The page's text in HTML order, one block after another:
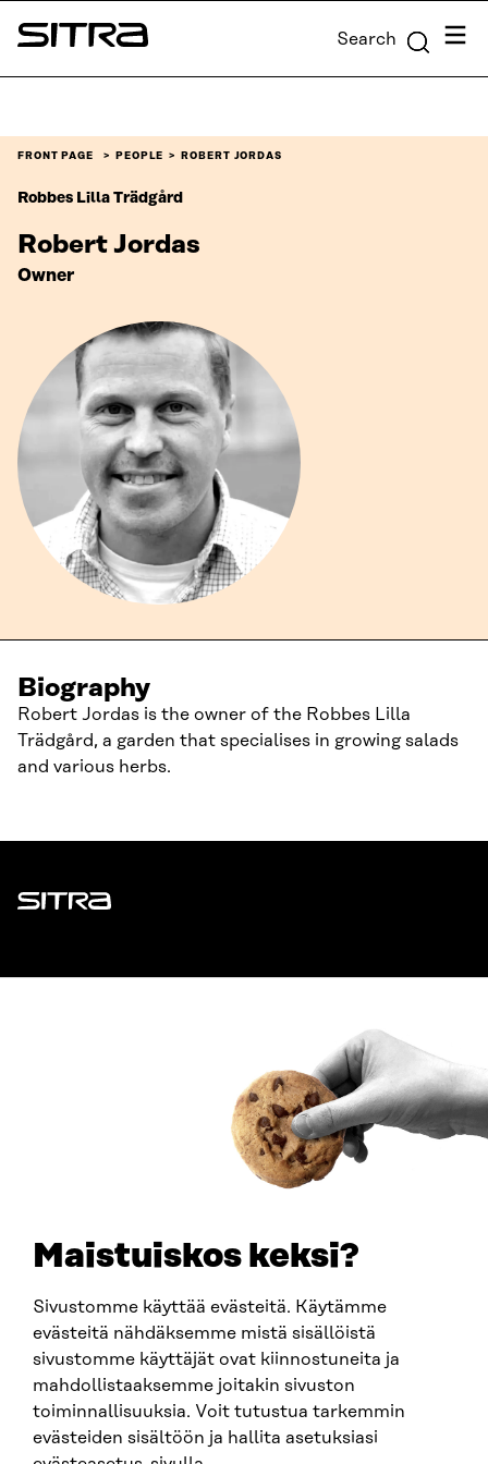
Maistuiskos keksi?
Sivustomme käyttää evästeitä. Käytämme
evästeitä nähdäksemme mistä sisällöistä
sivustomme käyttäjät ovat kiinnostuneita ja
mahdollistaaksemme joitakin sivuston
toiminnallisuuksia. Voit tutustua tarkemmin
evästeiden sisältöön ja hallita asetuksiasi
Skip to
content
Sitra Search Menu
FRONT PAGE PEOPLE ROBERT JORDAS
Robbes Lilla Trädgård
Robert Jordas
Owner
Biography
Robert Jordas is the owner of the Robbes Lilla
Trädgård, a garden that specialises in growing salads
and various herbs.
Sitra
firstname.lastname@sitra.fi
SITRA ON SOCIAL MEDIA
LinkedIn
Instagram